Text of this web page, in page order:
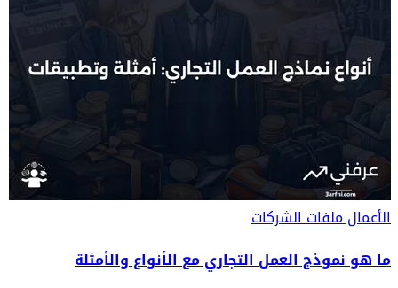
الأعمالملفات الشركات
ما هو نموذج العمل التجاري مع الأنواع والأمثلة